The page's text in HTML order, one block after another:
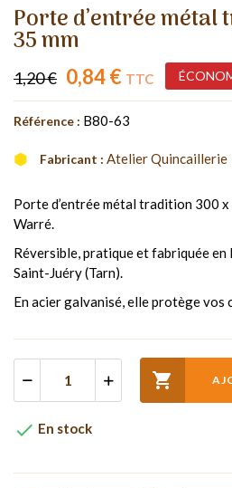
Porte d’entrée
35 mm
1,20 € 0,84 € TTC
Référence : B80-63
Fabricant : Atelier Quincaillerie
Porte d’entrée métal tradition 300
Warré.
Réversible, pratique et fabriquée
Saint-Juéry (Tarn).
En acier galvanisé, elle protège vos

 En stock